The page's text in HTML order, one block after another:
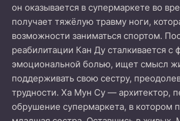
он оказывается в супермаркете во
получает тяжёлую травму ноги,
возможности заниматься спортом.
реабилитации Кан Ду сталкивается с
эмоциональной болью, ищет смысл
поддерживать свою сестру,
трудности. Ха Мун Су — архитектор,
обрушение супермаркета, в котором